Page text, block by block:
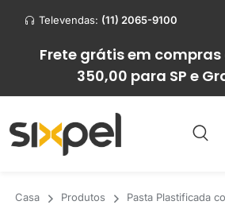
Televendas: (11) 2065-9100
Frete grátis em compras
350,00 para SP e
Casa Produtos
Pasta Plastificada